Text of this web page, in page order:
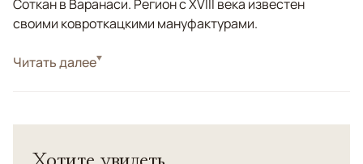
Соткан в Варанаси. Регион с XVIII века известен
своими ковроткацкими мануфактурами.
СтильСовременные
Читать далее